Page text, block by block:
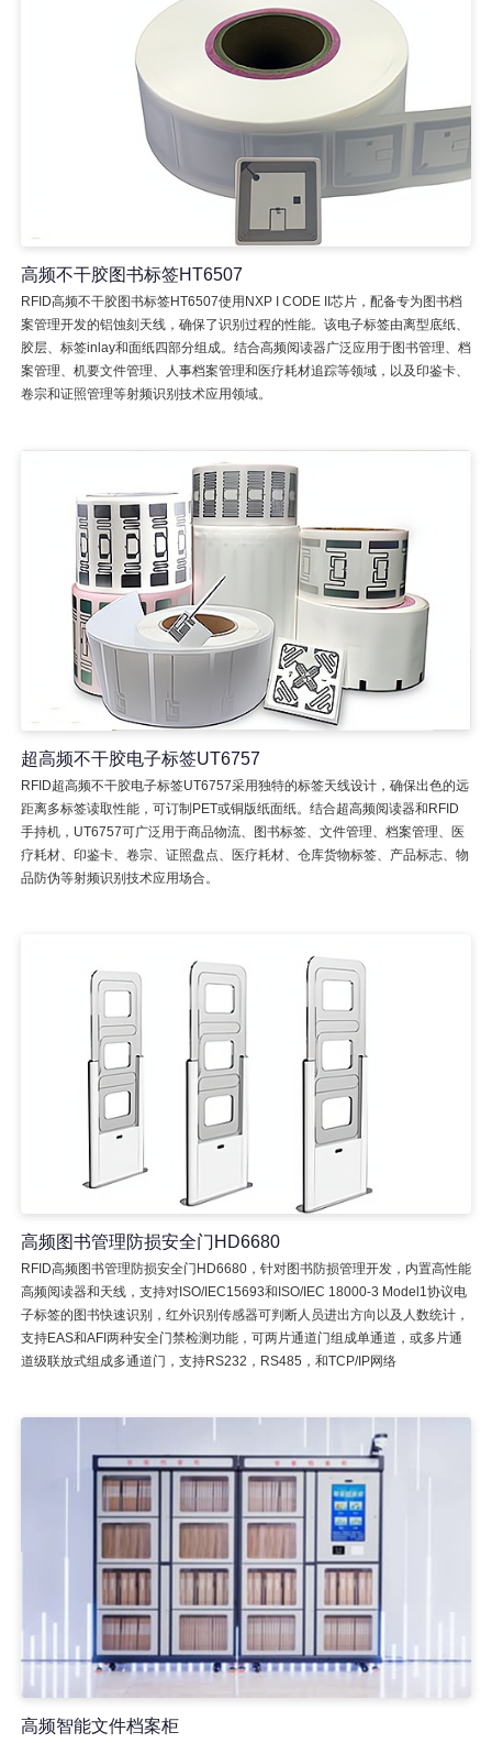
高频不干胶图书标签HT6507
RFID高频不干胶图书标签HT6507使用NXP I CODE II芯片，配备专为图书档
案管理开发的铝蚀刻天线，确保了识别过程的性能。该电子标签由离型底纸、
胶层、标签inlay和面纸四部分组成。结合高频阅读器广泛应用于图书管理、档
案管理、机要文件管理、人事档案管理和医疗耗材追踪等领域，以及印鉴卡、
卷宗和证照管理等射频识别技术应用领域。
超高频不干胶电子标签UT6757
RFID超高频不干胶电子标签UT6757采用独特的标签天线设计，确保出色的远
距离多标签读取性能，可订制PET或铜版纸面纸。结合超高频阅读器和RFID
手持机，UT6757可广泛用于商品物流、图书标签、文件管理、档案管理、医
疗耗材、印鉴卡、卷宗、证照盘点、医疗耗材、仓库货物标签、产品标志、物
品防伪等射频识别技术应用场合。
高频图书管理防损安全门HD6680
RFID高频图书管理防损安全门HD6680，针对图书防损管理开发，内置高性能
高频阅读器和天线，支持对ISO/IEC15693和ISO/IEC 18000-3 Model1协议电
子标签的图书快速识别，红外识别传感器可判断人员进出方向以及人数统计，
支持EAS和AFI两种安全门禁检测功能，可两片通道门组成单通道，或多片通
道级联放式组成多通道门，支持RS232，RS485，和TCP/IP网络
高频智能文件档案柜